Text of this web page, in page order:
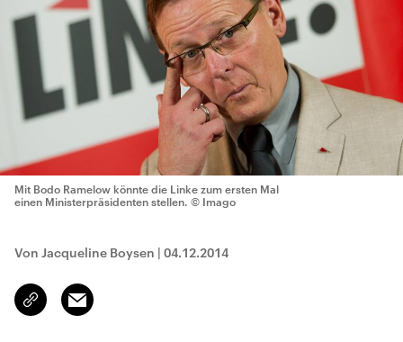
Mit Bodo Ramelow könnte die Linke zum ersten Mal
einen Ministerpräsidenten stellen. © Imago
Von Jacqueline Boysen | 04.12.2014
Link
kopieren/teilen
Email